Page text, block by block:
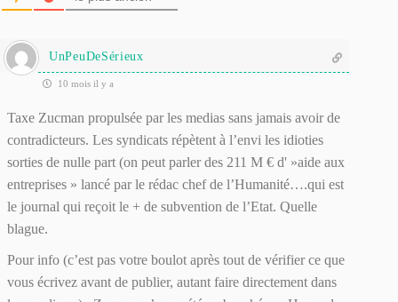
UnPeuDeSérieux
10 mois il y a
Taxe Zucman propulsée par les medias sans jamais avoir de
contradicteurs. Les syndicats répètent à l’envi les idioties
sorties de nulle part (on peut parler des 211 M € d' »aide aux
entreprises » lancé par le rédac chef de l’Humanité….qui est
le journal qui reçoit le + de subvention de l’Etat. Quelle
blague.
Pour info (c’est pas votre boulot après tout de vérifier ce que
vous écrivez avant de publier, autant faire directement dans